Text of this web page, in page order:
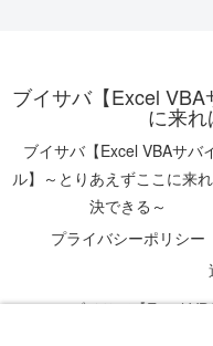
ブイサバ【Excel
に来
ブイサバ【Excel VBAサバ
ル】～とりあえずここに来
決できる～
プライバシーポリシー
© 2019 ブイサバ【Excel